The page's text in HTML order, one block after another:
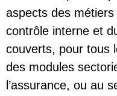
aspects des métiers
contrôle interne et
couverts, pour tous
des modules
l’assurance, ou au